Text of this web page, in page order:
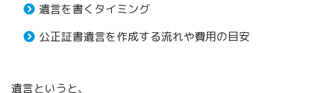
遺言を書くタイミング
公正証書遺言を作成する流れや費用の目安
遺言というと、